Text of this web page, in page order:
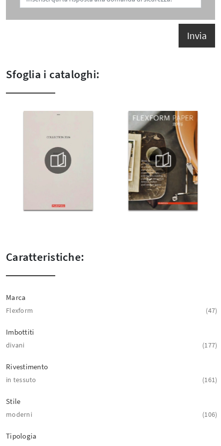
Invia
Sfoglia i cataloghi:
Caratteristiche:
Marca
Flexform 47
Imbottiti
divani 177
Rivestimento
in tessuto 161
Stile
moderni 106
Tipologia